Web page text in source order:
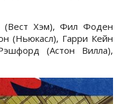
(Вест Хэм), Фил Фоден
(Ньюкасл), Гарри Кейн
(Астон Вилла),